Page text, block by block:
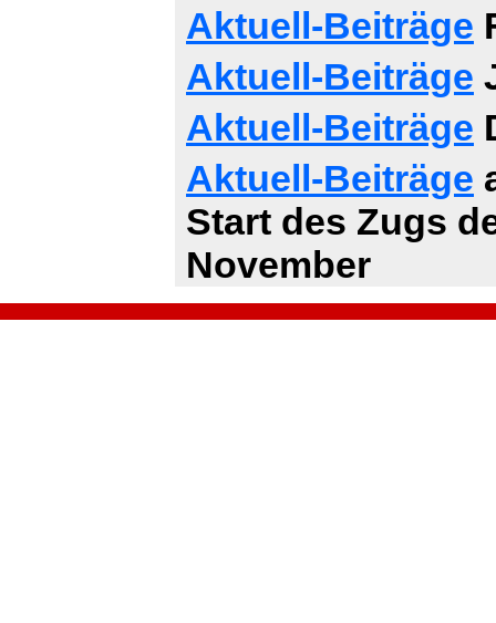
Aktuell-Beiträge
Aktuell-Beiträge
Aktuell-Beiträge
Aktuell-Beiträge
Start des Zugs
November